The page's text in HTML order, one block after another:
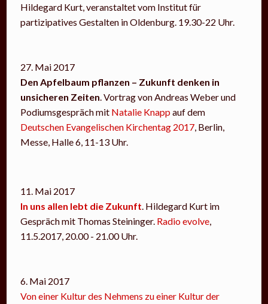
Hildegard Kurt, veranstaltet vom Institut für
partizipatives Gestalten in Oldenburg. 19.30-22 Uhr.
27. Mai 2017
Den Apfelbaum pflanzen – Zukunft denken in
unsicheren Zeiten . Vortrag von Andreas Weber und
Podiumsgespräch mit Natalie Knappauf dem
Deutschen Evangelischen Kirchentag 2017 , Berlin,
Messe, Halle 6, 11-13 Uhr.
11. Mai 2017
In uns allen lebt die Zukunft . Hildegard Kurt im
Gespräch mit Thomas Steininger. Radio evolve
11.5.2017, 20.00 - 21.00 Uhr.
6. Mai 2017
Von einer Kultur des Nehmens zu einer Kultur der